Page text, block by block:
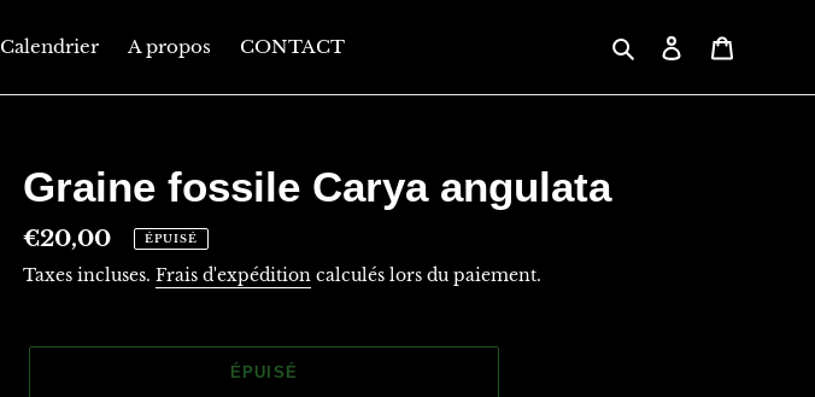
Calendrier A propos CONTACT RechercherSe connecter
Graine fossile Carya angulata
Prix
normal
€20,00 ÉPUISÉ
Taxes incluses. Frais d'expédition calculés lors du paiement.
ÉPUISÉ